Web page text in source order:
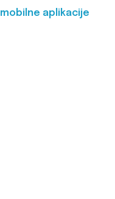
mobilne aplikacije